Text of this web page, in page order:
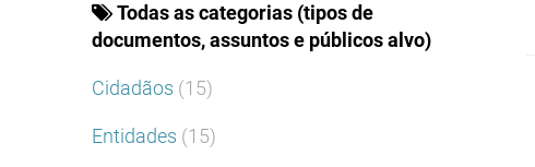
Todas as categorias (tipos de
documentos, assuntos e públicos alvo)
Cidadãos (15)
Entidades (15)